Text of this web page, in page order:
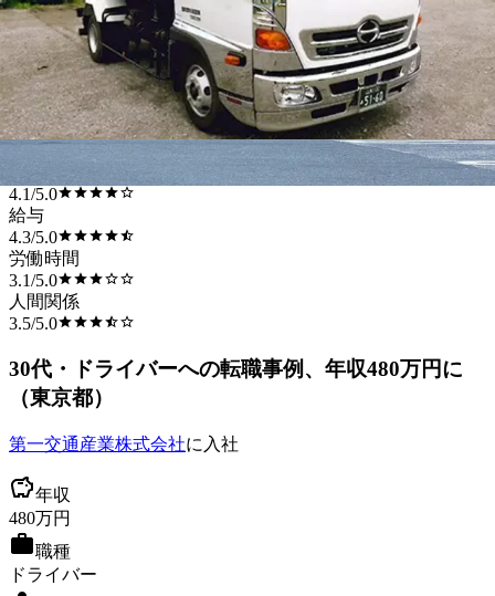
平均満足度
総合評価
7.2/10.0
仕事内容
3.6
5.0
職場環境
4.1/5.0
給与
4.3/5.0
労働時間
3.1/5.0
人間関係
3.5/5.0
30代 ・ドライバーへの転職事例 、年収480万円に
（東京都）
第一交通産業株式会社に入社
年収
480万円
職種
ドライバー